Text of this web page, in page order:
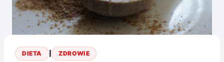
DIETA | ZDROWIE